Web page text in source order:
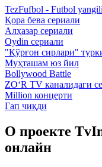
TezFufbol - Futbol
Қора бева сериали
Алҳазар сериали
Oydin сериали
"Қўрғон сирлари"
Муҳташам юз йил
Bollywood Battle
ZO‘R TV каналидаги
Million концерти
Гап чиқди
О проекте
онлайн